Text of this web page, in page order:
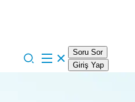
Soru Sor
Giriş Yap